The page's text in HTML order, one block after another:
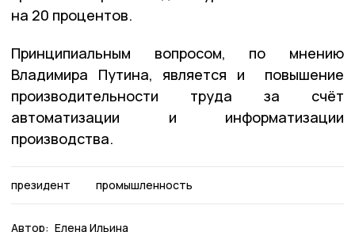
на 20 процентов.
Принципиальным вопросом, по мнению
Владимира Путина, является и повышение
производительности труда за счёт
автоматизации и информатизации
производства.
президент промышленность
Автор: Елена Ильина